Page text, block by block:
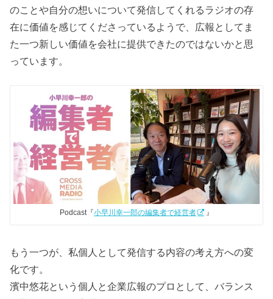
のことや自分の想いについて発信してくれるラジオの存
在に価値を感じてくださっているようで、広報としてま
た一つ新しい価値を会社に提供できたのではないかと思
っています。
Podcast『小早川幸一郎の編集者で経営者 』
もう一つが、私個人として発信する内容の考え方への変
化です。
濱中悠花という個人と企業広報のプロとして、バランス